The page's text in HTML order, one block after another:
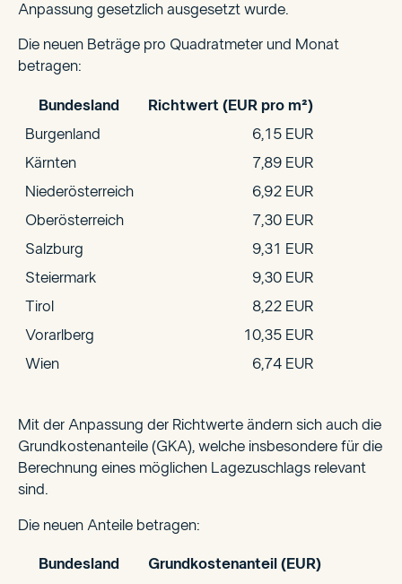
Anpassung gesetzlich ausgesetzt wurde.
Die neuen Beträge pro Quadratmeter und Monat
betragen:
Bundesland
Richtwert (EUR pro m²)
Burgenland
6,15 EUR
Kärnten
7,89 EUR
Niederösterreich
6,92 EUR
Oberösterreich
7,30 EUR
Salzburg
9,31 EUR
Steiermark
9,30 EUR
Tirol
8,22 EUR
Vorarlberg
10,35 EUR
Wien
6,74 EUR
Mit der Anpassung der Richtwerte ändern sich auch die
Grundkostenanteile (GKA), welche insbesondere für die
Berechnung eines möglichen Lagezuschlags relevant
sind.
Die neuen Anteile betragen:
Bundesland
Grundkostenanteil (EUR)